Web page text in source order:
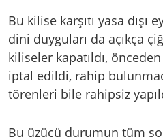
Bu kilise karşıtı yasa dışı
dini duyguları da açıkça
kiliseler kapatıldı,
iptal edildi, rahip
törenleri bile rahipsiz
Bu üzücü durumun tüm